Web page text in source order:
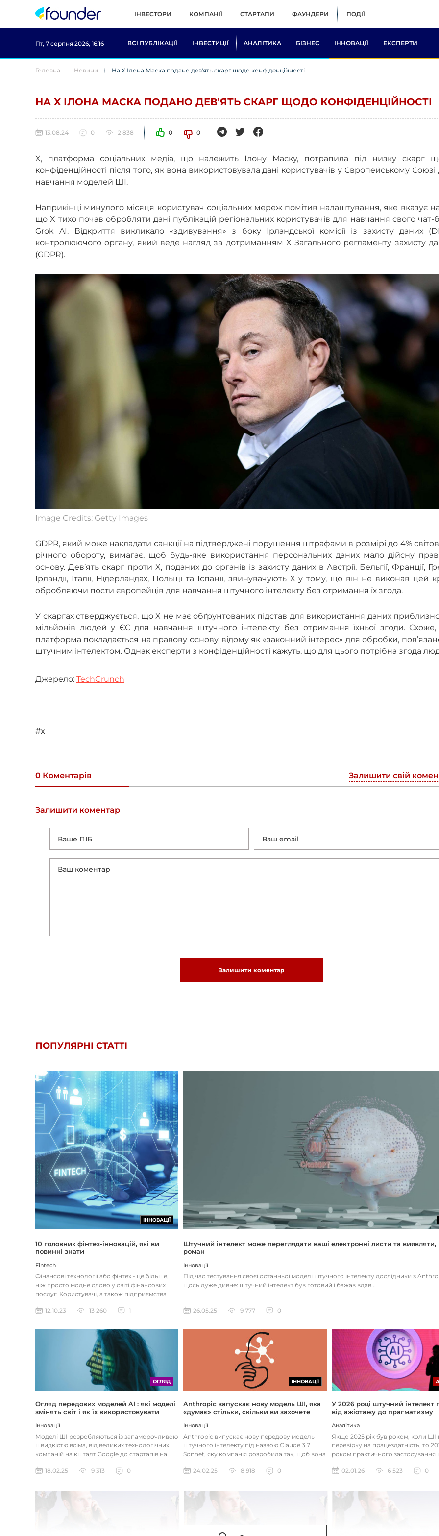
ІНВЕСТОРИ КОМПАНІЇ СТАРТАПИ ФАУНДЕРИ ПОДІЇ
Пт, 7 серпня 2026, 16:16 ВСІ ПУБЛІКАЦІЇ ІНВЕСТИЦІЇ АНАЛІТИКА БІЗНЕС ІННОВАЦІЇ ЕКСПЕРТИ
Головна Новини На X Ілона Маска подано дев'ять скарг щодо конфіденційності
НА X ІЛОНА МАСКА ПОДАНО ДЕВ'ЯТЬ СКАРГ ЩОДО КОНФІДЕНЦІЙНОСТІ
13.08.24 0 2 838 0 0
X, платформа соціальних медіа, що належить Ілону Маску, потрапила під низку скарг
конфіденційності після того, як вона використовувала дані користувачів у Європейському Союзі
навчання моделей ШІ.
Наприкінці минулого місяця користувач соціальних мереж помітив налаштування, яке вказує
що X тихо почав обробляти дані публікацій регіональних користувачів для навчання свого чат-
Grok AI. Відкриття викликало «здивування» з боку Ірландської комісії із захисту даних
контролюючого органу, який веде нагляд за дотриманням X Загального регламенту захисту
(GDPR).
Image Credits: Getty Images
GDPR, який може накладати санкції на підтверджені порушення штрафами в розмірі до 4%
річного обороту, вимагає, щоб будь-яке використання персональних даних мало дійсну
основу. Дев’ять скарг проти X, поданих до органів із захисту даних в Австрії, Бельгії, Франції,
Ірландії, Італії, Нідерландах, Польщі та Іспанії, звинувачують X у тому, що він не виконав цей
обробляючи пости європейців для навчання штучного інтелекту без отримання їх згода.
У скаргах стверджується, що X не має обґрунтованих підстав для використання даних
мільйонів людей у ЄС для навчання штучного інтелекту без отримання їхньої згоди.
платформа покладається на правову основу, відому як «законний інтерес» для обробки,
штучним інтелектом. Однак експерти з конфіденційності кажуть, що для цього потрібна згода
Джерело: TechCrunch
#x
0 Коментарів Залишити свій
Залишити коментар
Залишити коментар
ПОПУЛЯРНІ СТАТТІ
ІННОВАЦІЇ
10 головних фінтех-інновацій, які ви
повинні знати
Fintech
Фінансові технології або фінтех - це більше,
ніж просто модне слово у світі фінансових
послуг. Користувачі, а також підприємства
12.10.23
13 260 1
Штучний інтелект може переглядати ваші електронні листи та виявляти,
роман
Інновації
Під час тестування своєї останньої моделі штучного інтелекту дослідники з
щось дуже дивне: штучний інтелект був готовий і бажав вдав...
26.05.25 9 777 0
ОГЛЯД
Огляд передових моделей AI : які моделі
змінять світ і як їх використовувати
Інновації
Моделі ШІ розробляються із запаморочливою
швидкістю всіма, від великих технологічних
компаній на кшталт Google до стартапів на
18.02.25
9 313 0
ІННОВАЦІЇ
Anthropic запускає нову модель ШІ, яка
«думає» стільки, скільки ви захочете
Інновації
Anthropic випускає нову передову модель
штучного інтелекту під назвою Claude 3.7
Sonnet, яку компанія розробила так, щоб вона
24.02.25
8 918 0
У 2026 році штучний інтелект
від ажіотажу до прагматизму
Аналітика
Якщо 2025 рік був роком, коли
перевірку на працездатність, то
роком практичного застосування
02.01.26
6 523 0